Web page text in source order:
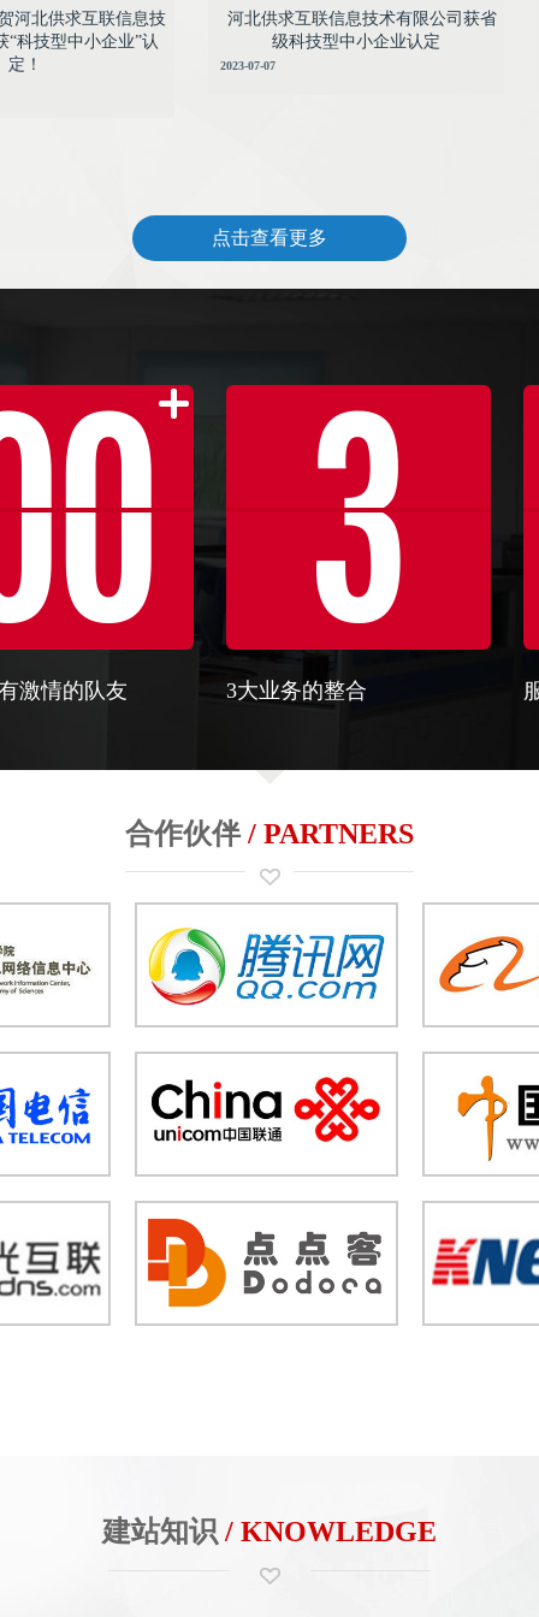
河北供求互联信息技
“科技型中小企业”认
定！
河北供求互联信息技术有限公司获省
级科技型中小企业认定
2023-07-07
点击查看更多
激情的队友
3
3大业务的整合
合作伙伴/ PARTNERS
建站知识 / KNOWLEDGE